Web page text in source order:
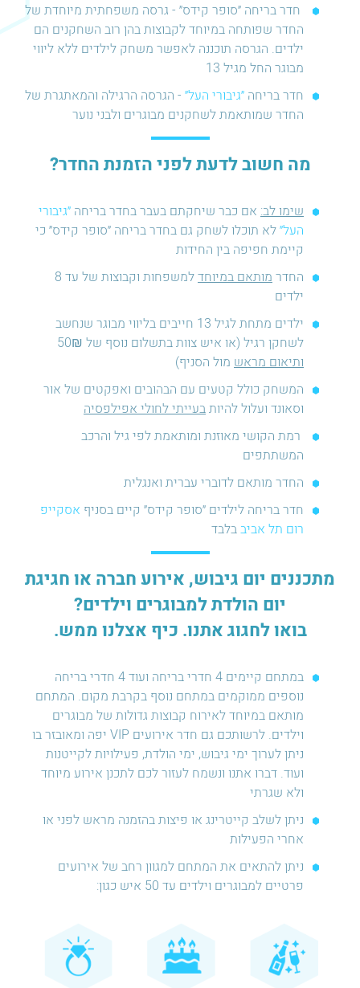
חדר בריחה ״סופר קידס״ - גרסה משפחתית מיוחדת של
החדר שפותחה במיוחד לקבוצות בהן רוב השחקנים הם
ילדים. הגרסה תוכננה לאפשר משחק לילדים ללא ליווי
מבוגר החל מגיל 13
חדר בריחה ״גיבורי העל״ - הגרסה הרגילה והמאתגרת של
החדר שמותאמת לשחקנים מבוגרים ולבני נוער
מה חשוב לדעת לפני הזמנת החדר?
שימו לב: אם כבר שיחקתם בעבר בחדר בריחה ״גיבורי
העל״לא תוכלו לשחק גם בחדר בריחה ״סופר קידס״ כי
קיימת חפיפה בין החידות
החדרמותאם במיוחד
למשפחות וקבוצות של עד 8
ילדים
ילדים מתחת לגיל 13 חייבים בליווי מבוגר שנחשב
לשחקן רגיל (או איש צוות בתשלום נוסף של 50₪
ותיאום מראש מול הסניף)
המשחק כולל קטעים עם הבהובים ואפקטים של אור
וסאונד ועלול להיותבעייתי לחולי אפילפסיה
רמת הקושי מאוזנת ומותאמת לפי גיל והרכב
המשתתפים
החדר מותאם לדוברי עברית ואנגלית
חדר בריחה לילדים ״סופר קידס״ קיים בסניף אסקייפ
רום תל אביבבלבד
מתכננים יום גיבוש, אירוע חברה או חגיגת
יום הולדת למבוגרים וילדים?
בואו לחגוג אתנו. כיף אצלנו ממש.
במתחם קיימים 4 חדרי בריחה ועוד 4 חדרי בריחה
נוספים ממוקמים במתחם נוסף בקרבת מקום. המתחם
מותאם במיוחד לאירוח קבוצות גדולות של מבוגרים
וילדים. לרשותכם גם חדר אירועים VIP יפה ומאובזר בו
ניתן לערוך ימי גיבוש, ימי הולדת, פעילויות לקייטנות
ועוד. דברו אתנו ונשמח לעזור לכם לתכנן אירוע מיוחד
ולא שגרתי
ניתן לשלב קייטרינג או פיצות בהזמנה מראש לפני או
אחרי הפעילות
ניתן להתאים את המתחם למגוון רחב של אירועים
פרטיים למבוגרים וילדים עד 50 איש כגון: